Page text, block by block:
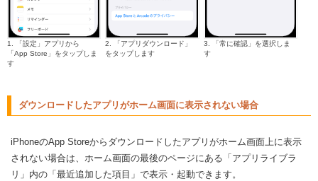
1. 「設定」アプリから
「App Store」をタップしま
す
2. 「アプリダウンロード」
をタップします
3. 「常に確認」を選択しま
す
ダウンロードしたアプリがホーム画面に表示されない場合
iPhoneのApp Storeからダウンロードしたアプリがホーム画面上に表示
されない場合は、ホーム画面の最後のページにある「アプリライブラ
リ」内の「最近追加した項目」で表示・起動できます。